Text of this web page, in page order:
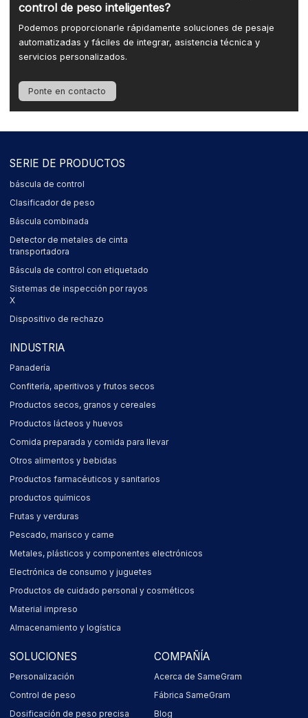
control de peso inteligentes?
Podemos proporcionarle rápidamente soluciones de pesaje
automatizadas y fáciles de integrar, asistencia técnica y
servicios personalizados.
Ponte en contacto
SERIE DE PRODUCTOS
báscula de control
Clasificador de peso
Báscula combinada
Detector de metales de cinta
transportadora
Báscula de control con etiquetado
Sistemas de inspección por rayos
X
Dispositivo de rechazo
INDUSTRIA
Panadería
Confitería, aperitivos y frutos secos
Productos secos, granos y cereales
Productos lácteos y huevos
Comida preparada y comida para llevar
Otros alimentos y bebidas
Productos farmacéuticos y sanitarios
productos químicos
Frutas y verduras
Pescado, marisco y carne
Metales, plásticos y componentes electrónicos
Electrónica de consumo y juguetes
Productos de cuidado personal y cosméticos
Material impreso
Almacenamiento y logística
SOLUCIONES
Personalización
Control de peso
Dosificación de peso precisa
COMPAÑÍA
Acerca de SameGram
Fábrica SameGram
Blog